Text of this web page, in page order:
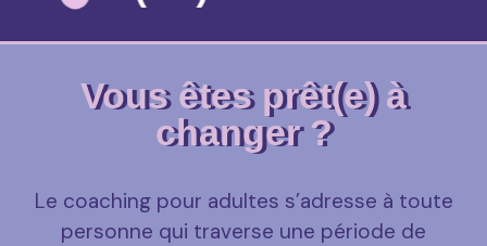
Vous êtes prêt(e) à
changer ?
Le coaching pour adultes s’adresse à toute
personne qui traverse une période de